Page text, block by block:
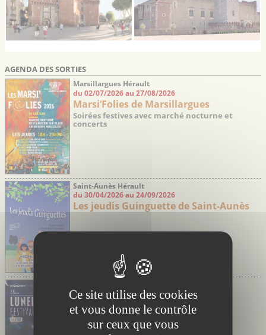
AGENDA DES SORTIES
Marsillargues Hérault
du 02/07/2026 au 27/08/2026
Marsi’Folies de Marsillargues
Soirées festives avec marché nocturne et
concerts
Saint-Aunès Hérault
du 30/04/2026 au 24/09/2026
Les jeudis Guinguette de Saint-Aunès
du 06/08/2026 au 08/08/2026
Festival de Jazz de Lunel
23ème édition – Concerts gratuits
Ce site utilise des cookies
et vous donne le contrôle
sur ceux que vous